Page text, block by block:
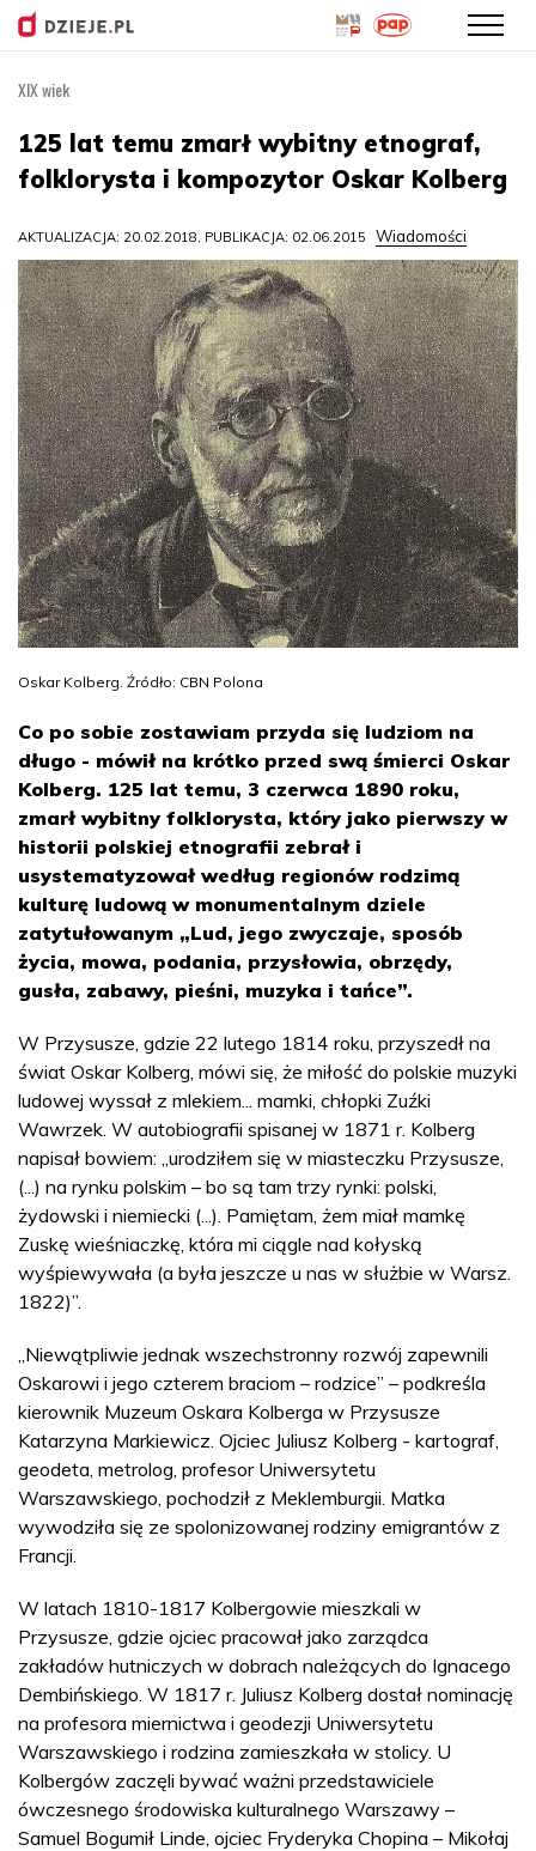
treści
XIX wiek
125 lat temu zmarł wybitny etnograf,
folklorysta i kompozytor Oskar Kolberg
AKTUALIZACJA: 20.02.2018, PUBLIKACJA: 02.06.2015 Wiadomości
Oskar Kolberg. Źródło: CBN Polona
Co po sobie zostawiam przyda się ludziom na
długo - mówił na krótko przed swą śmierci Oskar
Kolberg. 125 lat temu, 3 czerwca 1890 roku,
zmarł wybitny folklorysta, który jako pierwszy w
historii polskiej etnografii zebrał i
usystematyzował według regionów rodzimą
kulturę ludową w monumentalnym dziele
zatytułowanym „Lud, jego zwyczaje, sposób
życia, mowa, podania, przysłowia, obrzędy,
gusła, zabawy, pieśni, muzyka i tańce”.
W Przysusze, gdzie 22 lutego 1814 roku, przyszedł na
świat Oskar Kolberg, mówi się, że miłość do polskie muzyki
ludowej wyssał z mlekiem... mamki, chłopki Zuźki
Wawrzek. W autobiografii spisanej w 1871 r. Kolberg
napisał bowiem: „urodziłem się w miasteczku Przysusze,
(...) na rynku polskim – bo są tam trzy rynki: polski,
żydowski i niemiecki (...). Pamiętam, żem miał mamkę
Zuskę wieśniaczkę, która mi ciągle nad kołyską
wyśpiewywała (a była jeszcze u nas w służbie w Warsz.
1822)”.
„Niewątpliwie jednak wszechstronny rozwój zapewnili
Oskarowi i jego czterem braciom – rodzice” – podkreśla
kierownik Muzeum Oskara Kolberga w Przysusze
Katarzyna Markiewicz. Ojciec Juliusz Kolberg - kartograf,
geodeta, metrolog, profesor Uniwersytetu
Warszawskiego, pochodził z Meklemburgii. Matka
wywodziła się ze spolonizowanej rodziny emigrantów z
Francji.
W latach 1810-1817 Kolbergowie mieszkali w
Przysusze, gdzie ojciec pracował jako zarządca
zakładów hutniczych w dobrach należących do Ignacego
Dembińskiego. W 1817 r. Juliusz Kolberg dostał nominację
na profesora miernictwa i geodezji Uniwersytetu
Warszawskiego i rodzina zamieszkała w stolicy. U
Kolbergów zaczęli bywać ważni przedstawiciele
ówczesnego środowiska kulturalnego Warszawy –
Samuel Bogumił Linde, ojciec Fryderyka Chopina – Mikołaj